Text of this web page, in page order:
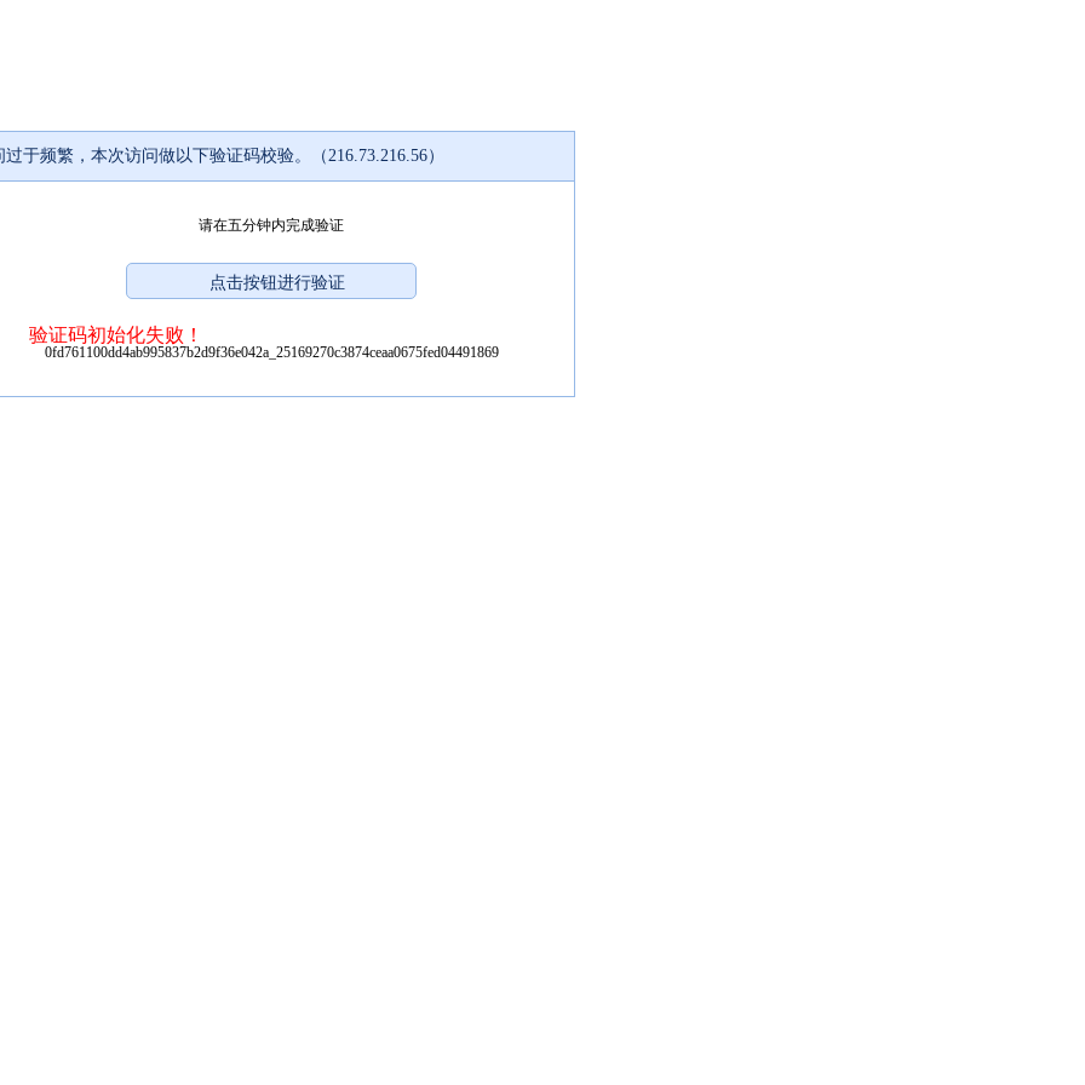
过于频繁，本次访问做以下验证码校验。（216.73.216.56）
请在五分钟内完成验证
验证码初始化失败！
0fd761100dd4ab995837b2d9f36e042a_25169270c3874ceaa0675fed04491869